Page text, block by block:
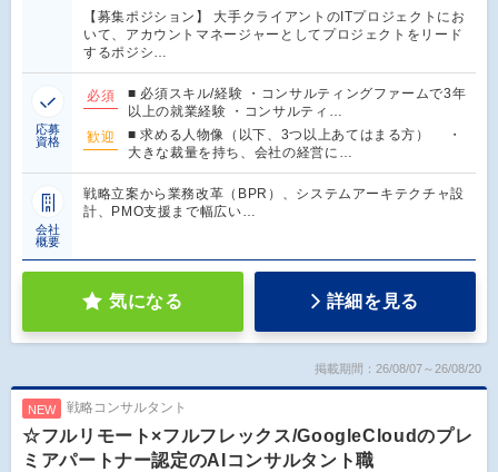
【募集ポジション】 大手クライアントのITプロジェクトにお
いて、アカウントマネージャーとしてプロジェクトをリード
するポジシ…
応募
資格
必須
■ 必須スキル/経験 ・コンサルティングファームで3年
以上の就業経験 ・コンサルティ…
歓迎
■ 求める人物像（以下、3つ以上あてはまる方） ・
大きな裁量を持ち、会社の経営に…
会社
概要
戦略立案から業務改革（BPR）、システムアーキテクチャ設
計、PMO支援まで幅広い…
気になる 詳細を見る
掲載期間：26/08/07～26/08/20
NEW 戦略コンサルタント
☆フルリモート×フルフレックス/GoogleCloudのプレ
ミアパートナー認定のAIコンサルタント職